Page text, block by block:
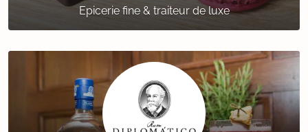
Epicerie fine & traiteur de luxe